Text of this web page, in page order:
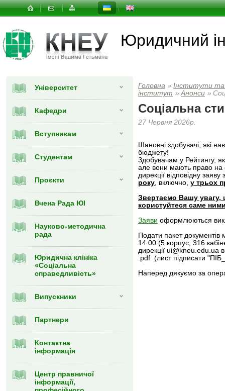
Юридичний
Університет
Кафедри
Вступникам
Студентам
Проєкти
Вчена Рада ЮІ
Науково-методична
рада
Юридична клініка
«Соціальна
справедливість»
Випускники
Партнери
Контактна
інформація
Центр правничої
інформації,
Головна » Інститути
інститут » Анонси »
Соціальна
27 Червня 2026р.
Шановні здобувачі, які
бюджету!
Здобувачам у Рейтингу,
але вони мають право на
дирекції відповідну
року, включно, у трьох
Звертаємо Вашу увагу,
користуйтеся саме
Заяви оформлюються
Подати пакет
14.00 (5 корпус, 316
дирекції ui@kneu.edu.ua
.pdf (лист підписати
Наперед дякуємо за